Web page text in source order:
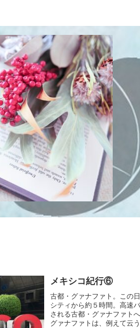
メキシコ紀行⑥
古都・グァナファト。この
シティから約５時間。高速
される古都・グァナファト
グァナファトは、例えて云